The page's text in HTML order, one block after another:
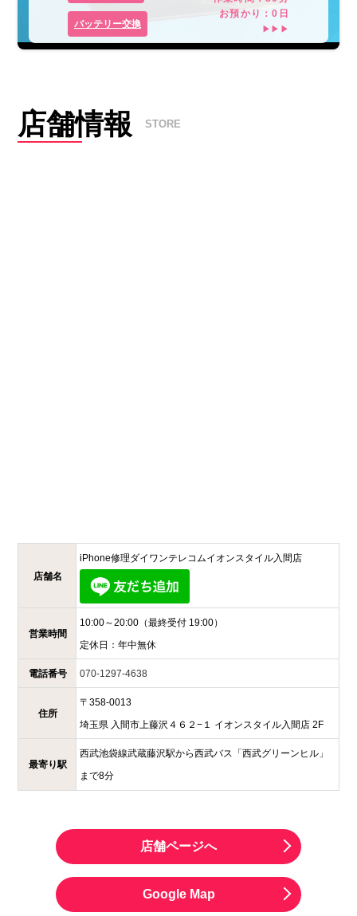
バッテリー交換
お預かり：0 日
▶▶▶
店舗情報 STORE
店舗名
iPhone修理ダイワンテレコムイオンスタイル入間店
営業時間
10:00～20:00（最終受付 19:00）
定休日： 年中無休
電話番号 070-1297-4638
住所
〒 358-0013
埼玉県 入間市上藤沢４６２−１ イオンスタイル入間店 2F
最寄り駅
西武池袋線武蔵藤沢駅から西武バス「西武グリーンヒル」
まで8分
店舗ページへ
Google Map